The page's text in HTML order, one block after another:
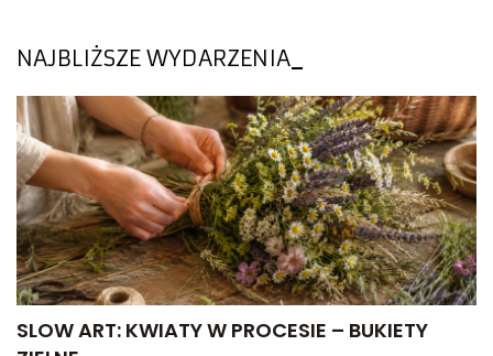
NAJBLIŻSZE WYDARZENIA
SLOW ART: KWIATY W PROCESIE – BUKIETY